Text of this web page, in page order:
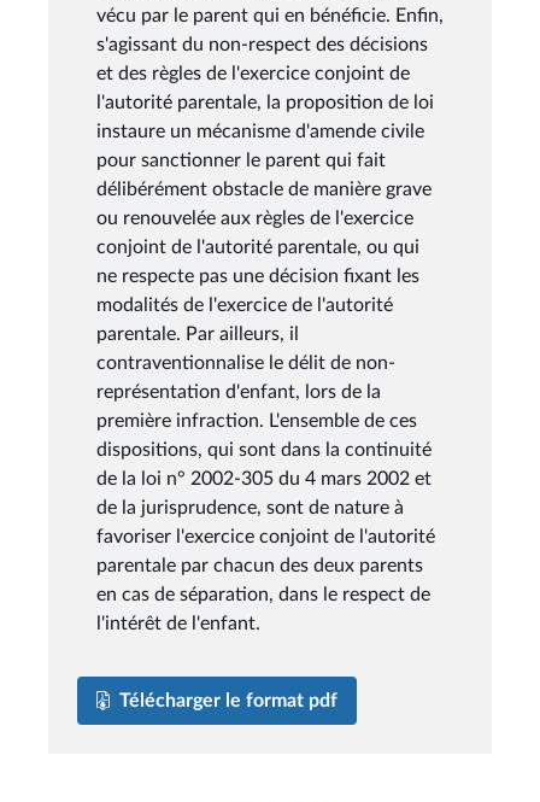
vécu par le parent qui en bénéficie. Enfin,
s'agissant du non-respect des décisions
et des règles de l'exercice conjoint de
l'autorité parentale, la proposition de loi
instaure un mécanisme d'amende civile
pour sanctionner le parent qui fait
délibérément obstacle de manière grave
ou renouvelée aux règles de l'exercice
conjoint de l'autorité parentale, ou qui
ne respecte pas une décision fixant les
modalités de l'exercice de l'autorité
parentale. Par ailleurs, il
contraventionnalise le délit de non-
représentation d'enfant, lors de la
première infraction. L'ensemble de ces
dispositions, qui sont dans la continuité
de la loi n° 2002-305 du 4 mars 2002 et
de la jurisprudence, sont de nature à
favoriser l'exercice conjoint de l'autorité
parentale par chacun des deux parents
en cas de séparation, dans le respect de
l'intérêt de l'enfant.
Télécharger le format pdf